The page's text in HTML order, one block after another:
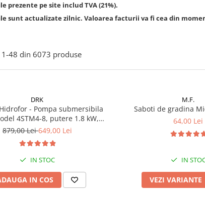
prezente pe site includ TVA (21%).
sunt actualizate zilnic. Valoarea facturii va fi cea din
1-48 din 6073 produse
DRK
Hidrofor - Pompa submersibila
4STM4-8, putere 1.8 kW,
h, 8 turbine + Presostat
10 Bar
879,00 Lei649,00 Lei
IN STOC
IN COS
M.F.
Saboti de gradina
64,00 Lei
IN
VEZI VARIANTE